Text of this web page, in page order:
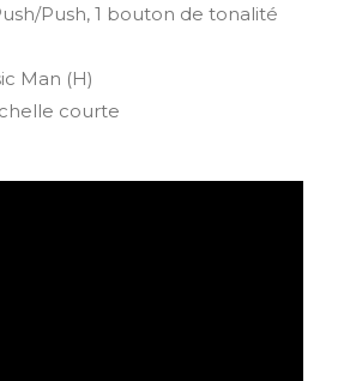
Push, 1 bouton de tonalité
Man (H)
courte